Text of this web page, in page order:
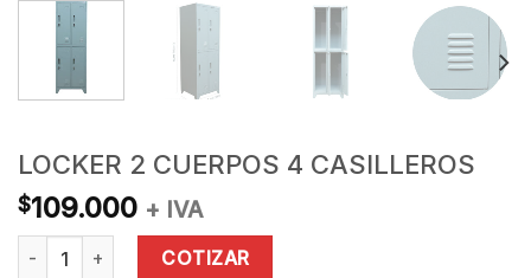
LOCKER 2 CUERPOS 4 CASILLEROS
$109.000 + IVA
LOCKER 2 CUERPOS 4 CASILLEROS quantity
COTIZAR